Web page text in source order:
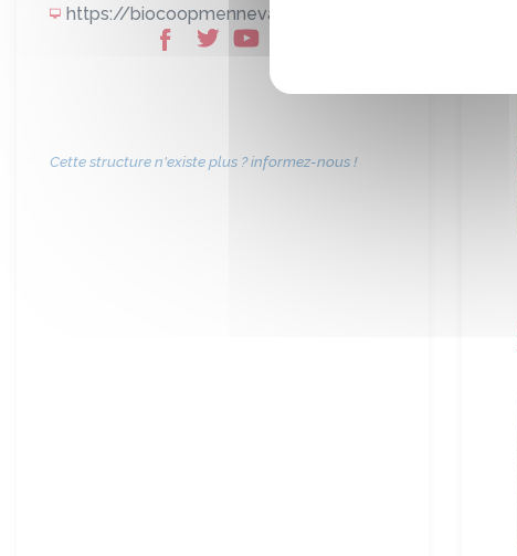
https://biocoopmenneval.biocoop.net/
Cette structure n'existe plus ? informez-nous !